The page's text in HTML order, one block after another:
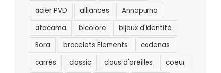
acier PVD
alliances
Annapurna
atacama
bicolore
bijoux d'identité
Bora
bracelets Elements
cadenas
carrés
classic clous d'oreilles
coeur